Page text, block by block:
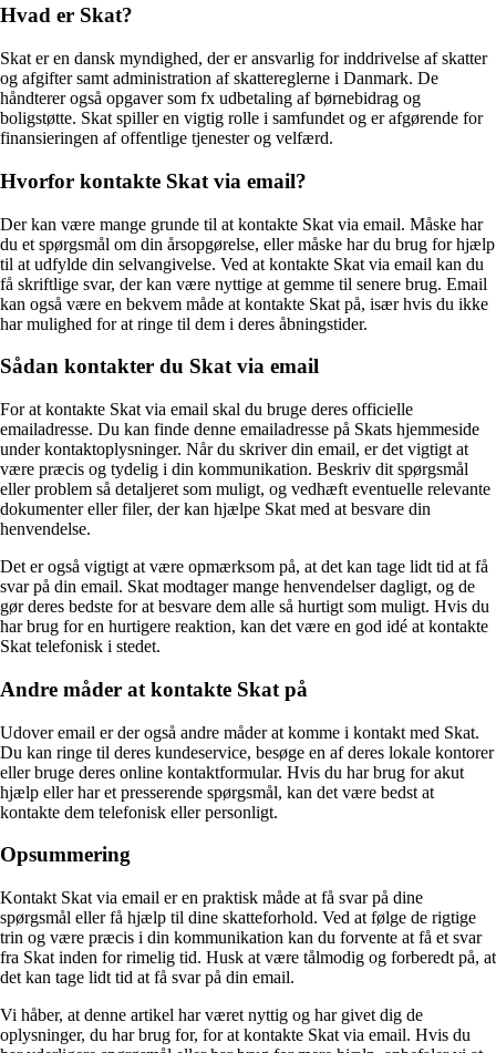
Hvad er Skat?
Skat er en dansk myndighed, der er ansvarlig for inddrivelse af skatter
og afgifter samt administration af skattereglerne i Danmark. De
håndterer også opgaver som fx udbetaling af børnebidrag og
boligstøtte. Skat spiller en vigtig rolle i samfundet og er afgørende for
finansieringen af offentlige tjenester og velfærd.
Hvorfor kontakte Skat via email?
Der kan være mange grunde til at kontakte Skat via email. Måske har
du et spørgsmål om din årsopgørelse, eller måske har du brug for hjælp
til at udfylde din selvangivelse. Ved at kontakte Skat via email kan du
få skriftlige svar, der kan være nyttige at gemme til senere brug. Email
kan også være en bekvem måde at kontakte Skat på, især hvis du ikke
har mulighed for at ringe til dem i deres åbningstider.
Sådan kontakter du Skat via email
For at kontakte Skat via email skal du bruge deres officielle
emailadresse. Du kan finde denne emailadresse på Skats hjemmeside
under kontaktoplysninger. Når du skriver din email, er det vigtigt at
være præcis og tydelig i din kommunikation. Beskriv dit spørgsmål
eller problem så detaljeret som muligt, og vedhæft eventuelle relevante
dokumenter eller filer, der kan hjælpe Skat med at besvare din
henvendelse.
Det er også vigtigt at være opmærksom på, at det kan tage lidt tid at få
svar på din email. Skat modtager mange henvendelser dagligt, og de
gør deres bedste for at besvare dem alle så hurtigt som muligt. Hvis du
har brug for en hurtigere reaktion, kan det være en god idé at kontakte
Skat telefonisk i stedet.
Andre måder at kontakte Skat på
Udover email er der også andre måder at komme i kontakt med Skat.
Du kan ringe til deres kundeservice, besøge en af deres lokale kontorer
eller bruge deres online kontaktformular. Hvis du har brug for akut
hjælp eller har et presserende spørgsmål, kan det være bedst at
kontakte dem telefonisk eller personligt.
Opsummering
Kontakt Skat via email er en praktisk måde at få svar på dine
spørgsmål eller få hjælp til dine skatteforhold. Ved at følge de rigtige
trin og være præcis i din kommunikation kan du forvente at få et svar
fra Skat inden for rimelig tid. Husk at være tålmodig og forberedt på, at
det kan tage lidt tid at få svar på din email.
Vi håber, at denne artikel har været nyttig og har givet dig de
oplysninger, du har brug for, for at kontakte Skat via email. Hvis du